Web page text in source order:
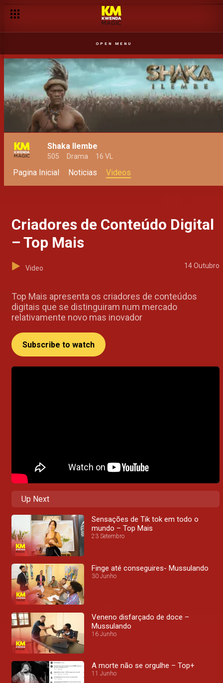
OPEN MENU
Shaka Ilembe
505 Drama 16 VL
Pagina Inicial Noticias Videos
Criadores de Conteúdo Digital
– Top Mais
Video 14 Outubro
Top Mais apresenta os criadores de conteúdos
digitais que se distinguiram num mercado
relativamente novo mas inovador
Subscribe to watch
Up Next
Sensações de Tik tok em todo o
mundo – Top Mais
23 Setembro
Finge até conseguires- Mussulando
30 Junho
Veneno disfarçado de doce –
Mussulando
16 Junho
A morte não se orgulhe – Top+
11 Junho